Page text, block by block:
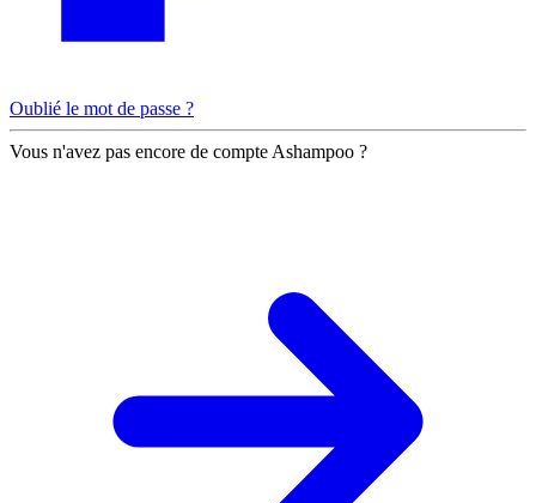
Oublié le mot de passe ?
Vous n'avez pas encore de compte Ashampoo ?